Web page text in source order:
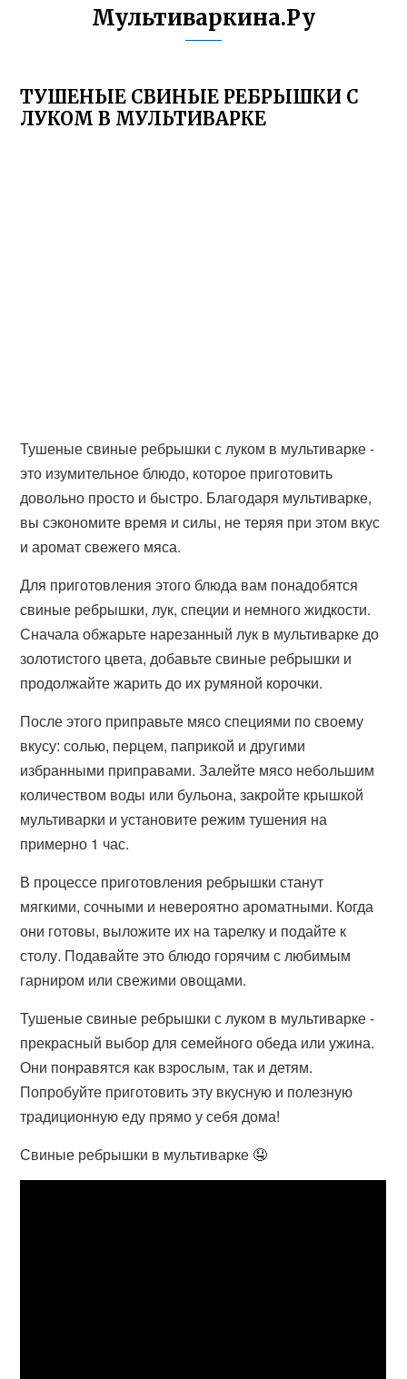
Мультиваркина.Ру
ТУШЕНЫЕ СВИНЫЕ РЕБРЫШКИ С
ЛУКОМ В МУЛЬТИВАРКЕ
Тушеные свиные ребрышки с луком в мультиварке -
это изумительное блюдо, которое приготовить
довольно просто и быстро. Благодаря мультиварке,
вы сэкономите время и силы, не теряя при этом вкус
и аромат свежего мяса.
Для приготовления этого блюда вам понадобятся
свиные ребрышки, лук, специи и немного жидкости.
Сначала обжарьте нарезанный лук в мультиварке до
золотистого цвета, добавьте свиные ребрышки и
продолжайте жарить до их румяной корочки.
После этого приправьте мясо специями по своему
вкусу: солью, перцем, паприкой и другими
избранными приправами. Залейте мясо небольшим
количеством воды или бульона, закройте крышкой
мультиварки и установите режим тушения на
примерно 1 час.
В процессе приготовления ребрышки станут
мягкими, сочными и невероятно ароматными. Когда
они готовы, выложите их на тарелку и подайте к
столу. Подавайте это блюдо горячим с любимым
гарниром или свежими овощами.
Тушеные свиные ребрышки с луком в мультиварке -
прекрасный выбор для семейного обеда или ужина.
Они понравятся как взрослым, так и детям.
Попробуйте приготовить эту вкусную и полезную
традиционную еду прямо у себя дома!
Свиные ребрышки в мультиварке 🤤